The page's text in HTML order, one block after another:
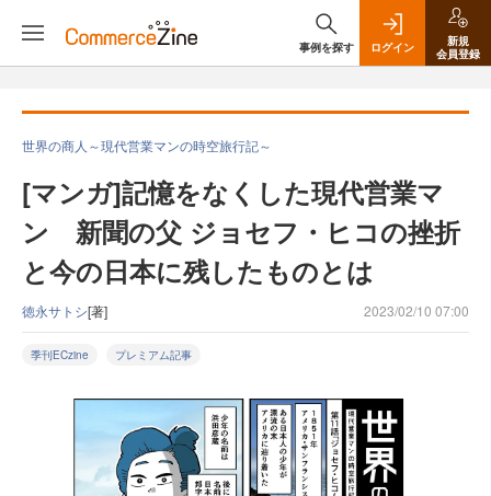
事例を探す ログイン
新規
会員登録
世界の商人～現代営業マンの時空旅行記～
[マンガ]記憶をなくした現代営業マ
ン 新聞の父 ジョセフ・ヒコの挫折
と今の日本に残したものとは
徳永サトシ[著] 2023/02/10 07:00
季刊ECzine プレミアム記事